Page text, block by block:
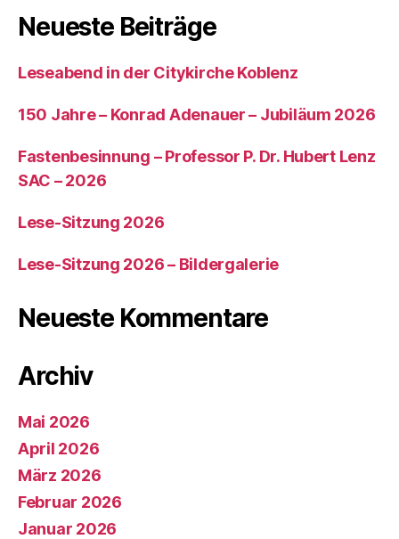
Neueste Beiträge
Leseabend in der Citykirche Koblenz
150 Jahre – Konrad Adenauer – Jubiläum 2026
Fastenbesinnung – Professor P. Dr. Hubert Lenz
SAC – 2026
Lese-Sitzung 2026
Lese-Sitzung 2026 – Bildergalerie
Neueste Kommentare
Archiv
Mai 2026
April 2026
März 2026
Februar 2026
Januar 2026